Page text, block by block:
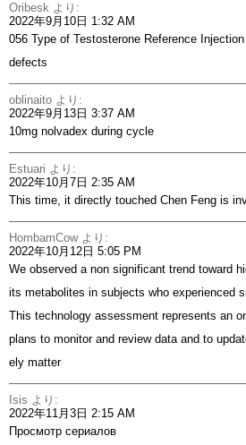
Oribesk より:
2022年9月10日 1:32 AM
056 Type of Testosterone Reference
defects
oblinaito より:
2022年9月13日 3:37 AM
10mg nolvadex during cycle
Estuari より:
2022年10月7日 2:35 AM
This time, it directly touched Chen Feng is
HombamCow より:
2022年10月12日 5:05 PM
We observed a non significant trend toward
its metabolites in subjects who experienced
This technology assessment represents an
plans to monitor and review data and to
ely matter
Isis より:
2022年11月3日 2:15 AM
Просмотр сериалов